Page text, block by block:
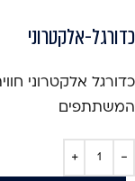
כדורגל-אלקטרוני
כדורגל אלקטרוני
המשתתפים